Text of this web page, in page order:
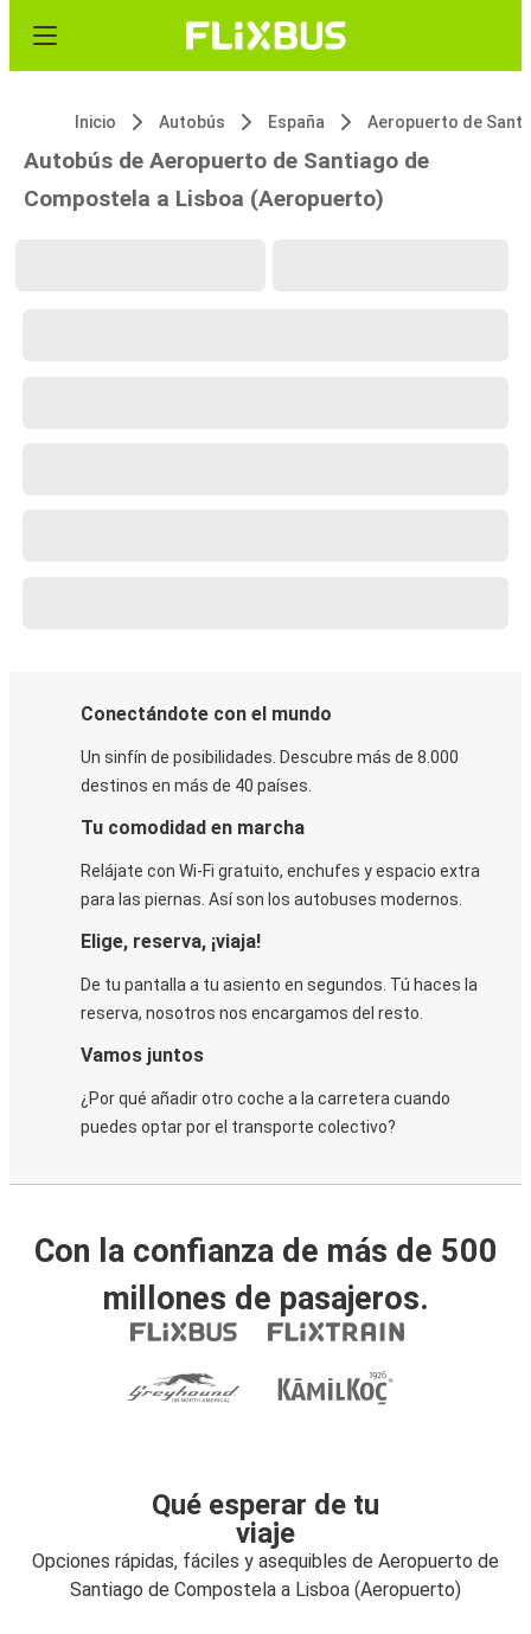
Inicio Autobús España
Autobús de Aeropuerto de Santiago de
Compostela a Lisboa (Aeropuerto)
Conectándote con el mundo
Un sinfín de posibilidades. Descubre más de 8.000
destinos en más de 40 países.
Tu comodidad en marcha
Relájate con Wi-Fi gratuito, enchufes y espacio extra
para las piernas. Así son los autobuses modernos.
Elige, reserva, ¡viaja!
De tu pantalla a tu asiento en segundos. Tú haces la
reserva, nosotros nos encargamos del resto.
Vamos juntos
¿Por qué añadir otro coche a la carretera cuando
puedes optar por el transporte colectivo?
Con la confianza de más de 500
millones de pasajeros.
Qué esperar de tu
viaje
Opciones rápidas, fáciles y asequibles de Aeropuerto de
Santiago de Compostela a Lisboa (Aeropuerto)